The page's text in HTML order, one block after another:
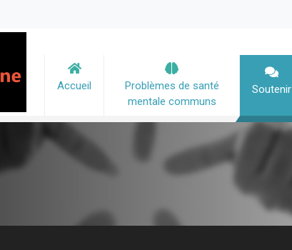
MAIN NAVIGATION
Accueil
Problèmes de santé
mentale communs
Soutenir